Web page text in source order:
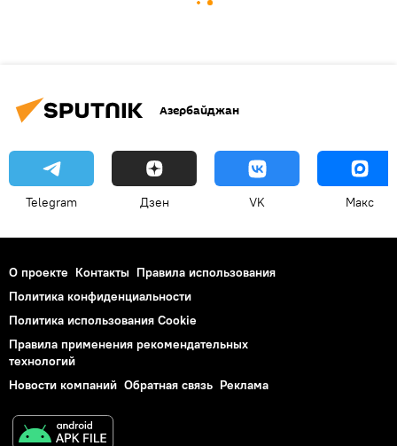
Азербайджан
Telegram Дзен VK Макс
О проекте Контакты Правила использования
Политика конфиденциальности
Политика использования Cookie
Правила применения рекомендательных
технологий
Новости компаний Обратная связь Реклама